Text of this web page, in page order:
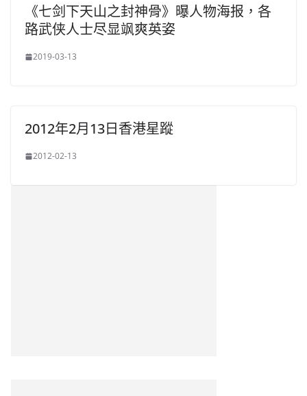
《七剑下天山之封神骨》曝人物海报，各
路武侠人士尽显飒爽英姿
2019-03-13
2012年2月13日香港星蹤
2012-02-13